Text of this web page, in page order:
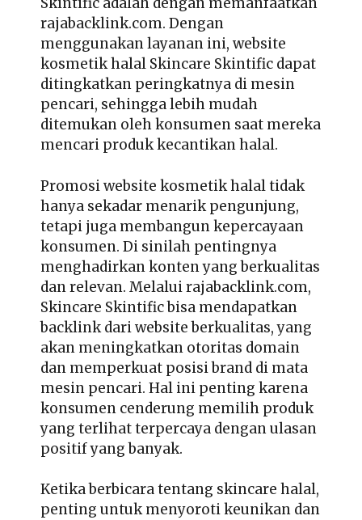
rajabacklink.com. Dengan
menggunakan layanan ini, website
kosmetik halal Skincare Skintific dapat
ditingkatkan peringkatnya di mesin
pencari, sehingga lebih mudah
ditemukan oleh konsumen saat mereka
mencari produk kecantikan halal.
Promosi website kosmetik halaltidak
hanya sekadar menarik pengunjung,
tetapi juga membangun kepercayaan
konsumen. Di sinilah pentingnya
menghadirkan konten yang berkualitas
dan relevan. Melalui rajabacklink.com,
Skincare Skintific bisa mendapatkan
backlink dari website berkualitas, yang
akan meningkatkan otoritas domain
dan memperkuat posisi brand di mata
mesin pencari. Hal ini penting karena
konsumen cenderung memilih produk
yang terlihat terpercaya dengan ulasan
positif yang banyak.
Ketika berbicara tentang skincare halal,
penting untuk menyoroti keunikan dan